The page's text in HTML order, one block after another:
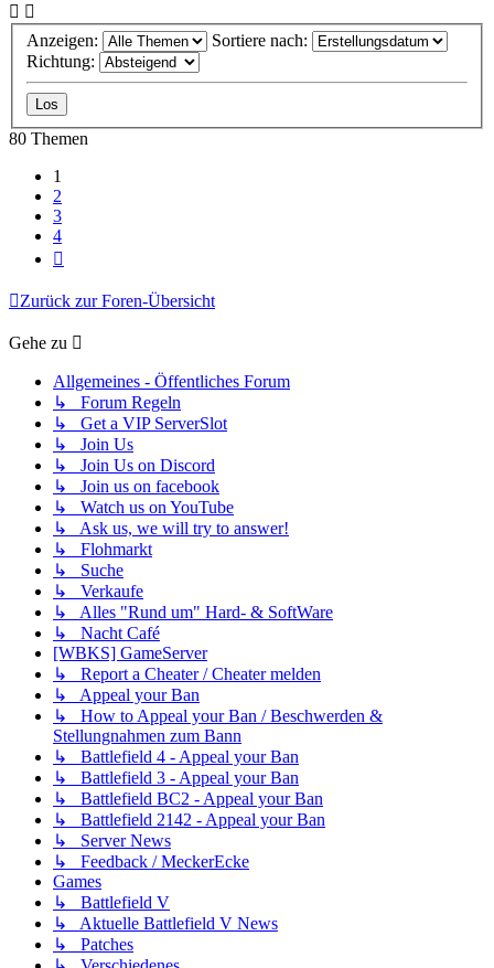
Anzeigen:
Sortiere nach:
Richtung:
80 Themen
1
2
3
4
Zurück zur Foren-Übersicht
Gehe zu
Allgemeines - Öffentliches Forum
↳ Forum Regeln
↳ Get a VIP ServerSlot
↳ Join Us
↳ Join Us on Discord
↳ Join us on facebook
↳ Watch us on YouTube
↳ Ask us, we will try to answer!
↳ Flohmarkt
↳ Suche
↳ Verkaufe
↳ Alles "Rund um" Hard- & SoftWare
↳ Nacht Café
[WBKS] GameServer
↳ Report a Cheater / Cheater melden
↳ Appeal your Ban
↳ How to Appeal your Ban / Beschwerden &
Stellungnahmen zum Bann
↳ Battlefield 4 - Appeal your Ban
↳ Battlefield 3 - Appeal your Ban
↳ Battlefield BC2 - Appeal your Ban
↳ Battlefield 2142 - Appeal your Ban
↳ Server News
↳ Feedback / MeckerEcke
Games
↳ Battlefield V
↳ Aktuelle Battlefield V News
↳ Patches